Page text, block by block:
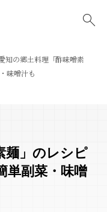
知の郷土料理「酢味噌素
味噌汁も
麺」のレシピ
単副菜・味噌